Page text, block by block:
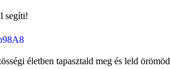
segíti!
életben tapasztald meg és leld